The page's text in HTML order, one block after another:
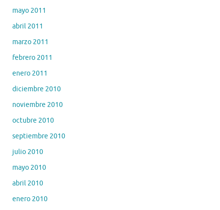
mayo 2011
abril 2011
marzo 2011
febrero 2011
enero 2011
diciembre 2010
noviembre 2010
octubre 2010
septiembre 2010
julio 2010
mayo 2010
abril 2010
enero 2010